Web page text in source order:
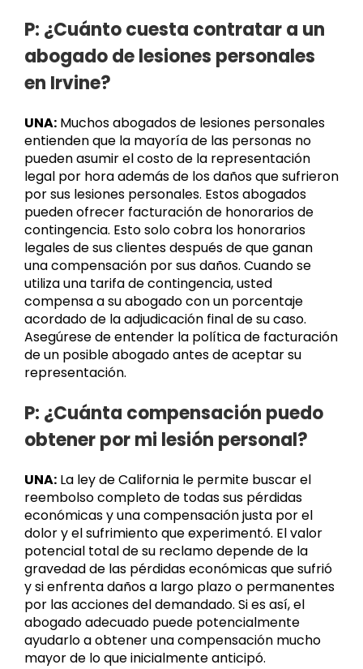
P: ¿Cuánto cuesta contratar a un
abogado de lesiones personales
en Irvine?
UNA: Muchos abogados de lesiones personales
entienden que la mayoría de las personas no
pueden asumir el costo de la representación
legal por hora además de los daños que sufrieron
por sus lesiones personales. Estos abogados
pueden ofrecer facturación de honorarios de
contingencia. Esto solo cobra los honorarios
legales de sus clientes después de que ganan
una compensación por sus daños. Cuando se
utiliza una tarifa de contingencia, usted
compensa a su abogado con un porcentaje
acordado de la adjudicación final de su caso.
Asegúrese de entender la política de facturación
de un posible abogado antes de aceptar su
representación.
P: ¿Cuánta compensación puedo
obtener por mi lesión personal?
UNA: La ley de California le permite buscar el
reembolso completo de todas sus pérdidas
económicas y una compensación justa por el
dolor y el sufrimiento que experimentó. El valor
potencial total de su reclamo depende de la
gravedad de las pérdidas económicas que sufrió
y si enfrenta daños a largo plazo o permanentes
por las acciones del demandado. Si es así, el
abogado adecuado puede potencialmente
ayudarlo a obtener una compensación mucho
mayor de lo que inicialmente anticipó.